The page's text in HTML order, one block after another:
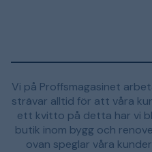
Vi på Proffsmagasinet
strävar alltid för att våra
ett kvitto på detta har vi
butik inom bygg och
ovan speglar våra